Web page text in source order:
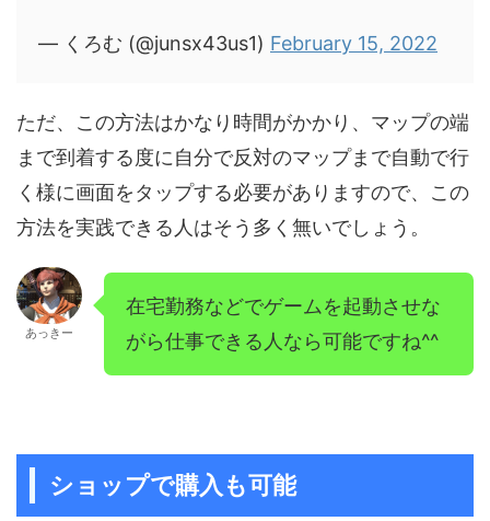
— くろむ (@junsx43us1) February 15, 2022
ただ、この方法はかなり時間がかかり、マップの端
まで到着する度に自分で反対のマップまで自動で行
く様に画面をタップする必要がありますので、この
方法を実践できる人はそう多く無いでしょう。
あっきー
在宅勤務などでゲームを起動させな
がら仕事できる人なら可能ですね^^
ショップで購入も可能